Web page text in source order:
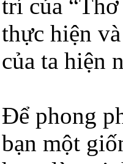
trí của
thực hiện
của ta hiện
Để phong
bạn một